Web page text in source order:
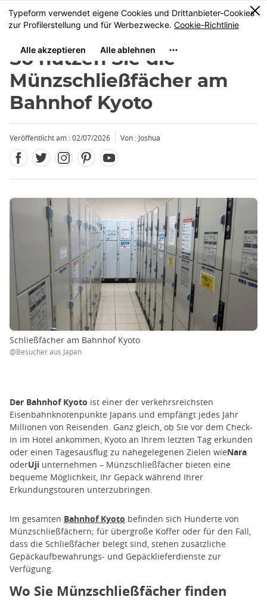
Größe
MENU
0
So nutzen Sie die
Münzschließfächer am
Bahnhof Kyoto
Veröffentlicht am : 02/07/2026 Von : Joshua
Schließfächer am Bahnhof Kyoto
@Besucher aus Japan
Der Bahnhof Kyoto ist einer der verkehrsreichsten
Eisenbahnknotenpunkte Japans und empfängt jedes Jahr
Millionen von Reisenden. Ganz gleich, ob Sie vor dem Check-
in im Hotel ankommen, Kyoto an Ihrem letzten Tag erkunden
oder einen Tagesausflug zu nahegelegenen Zielen wieNara
oderUji unternehmen – Münzschließfächer bieten eine
bequeme Möglichkeit, Ihr Gepäck während Ihrer
Erkundungstouren unterzubringen.
Im gesamten Bahnhof Kyoto befinden sich Hunderte von
Münzschließfächern; für übergroße Koffer oder für den Fall,
dass die Schließfächer belegt sind, stehen zusätzliche
Gepäckaufbewahrungs- und Gepäcklieferdienste zur
Verfügung.
Wo Sie Münzschließfächer finden